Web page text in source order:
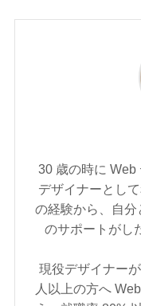
30 歳の時に Web
デザイナーとし
の経験から、自
のサポートがし
現役デザイナー
人以上の方へ